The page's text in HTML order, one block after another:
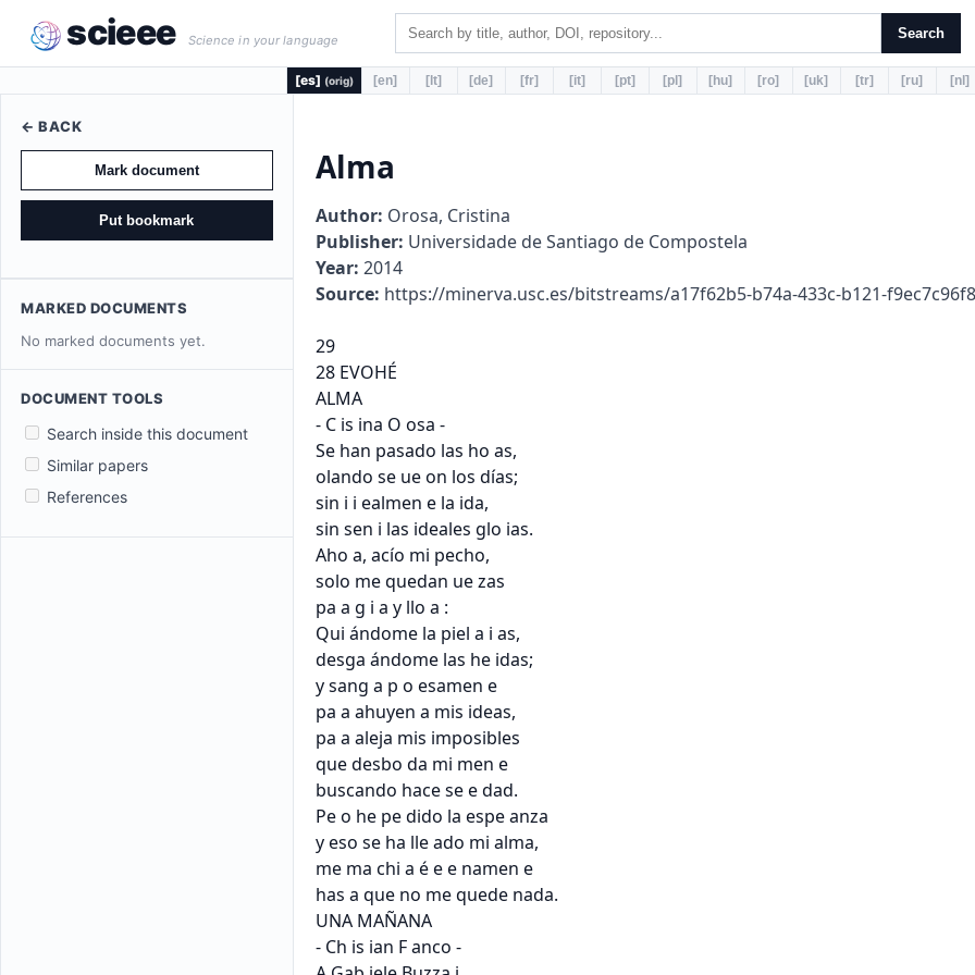
scieee Science in your language Search
[es] (orig) [en] [lt] [de] [fr] [it] [pt] [pl] [hu] [ro] [uk] [tr] [ru] [nl]
← BACK
Mark document
Put bookmark
MARKED DOCUMENTS
No marked documents yet.
DOCUMENT TOOLS
Search inside this document
Similar papers
References
Alma
Author: Orosa, Cristina
Publisher: Universidade de Santiago de Compostela
Year: 2014
Source: https://minerva.usc.es/bitstreams/a17f62b5-b74a-433c-b121-
29
28 EVOHÉ
ALMA
- C is ina O osa -
Se han pasado las ho as,
olando se ue on los días;
sin i i ealmen e la ida,
sin sen i las ideales glo ias.
Aho a, acío mi pecho,
solo me quedan ue zas
pa a g i a y llo a :
Qui ándome la piel a i as,
desga ándome las he idas;
y sang a p o esamen e
pa a ahuyen a mis ideas,
pa a aleja mis imposibles
que desbo da mi men e
buscando hace se e dad.
Pe o he pe dido la espe anza
y eso se ha lle ado mi alma,
me ma chi a é e e namen e
has a que no me quede nada.
UNA MAÑANA
- Ch is ian F anco -